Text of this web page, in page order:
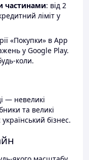
частинами: від 2
ліміт у
«Покупки» в App
у Google Play.
коли.
— невеликі
та великі
бізнес.